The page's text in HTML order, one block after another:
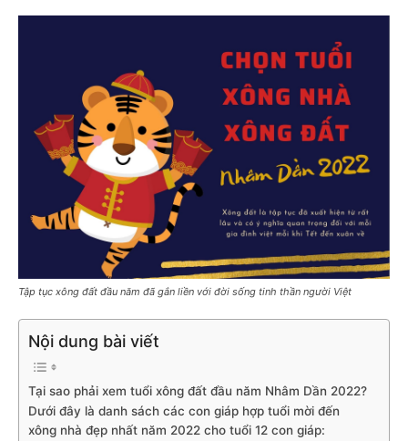
Tập tục xông đất đầu năm đã gắn liền với đời sống tinh thần người Việt
Nội dung bài viết
Tại sao phải xem tuổi xông đất đầu năm Nhâm Dần 2022?
Dưới đây là danh sách các con giáp hợp tuổi mời đến
xông nhà đẹp nhất năm 2022 cho tuổi 12 con giáp: